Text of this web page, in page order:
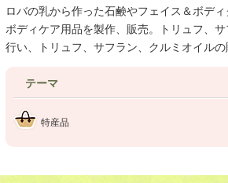
ロバの乳から作った石鹸やフェイス＆ボデ
ボディケア用品を製作、販売。トリュフ、
行い、トリュフ、サフラン、クルミオイルの
テーマ
特産品